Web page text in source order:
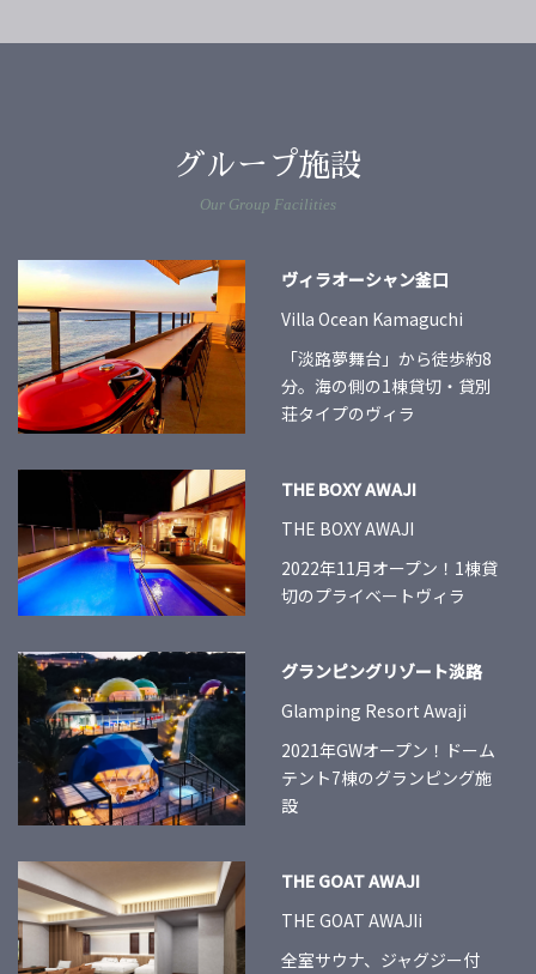
グループ施設
Our Group Facilities
ヴィラオーシャン釜口
Villa Ocean Kamaguchi
「淡路夢舞台」から徒歩約8
分。海の側の1棟貸切・貸別
荘タイプのヴィラ
THE BOXY AWAJI
THE BOXY AWAJI
2022年11月オープン！1棟貸
切のプライベートヴィラ
グランピングリゾート淡路
Glamping Resort Awaji
2021年GWオープン！ドーム
テント7棟のグランピング施
設
THE GOAT AWAJI
THE GOAT AWAJIi
全室サウナ、ジャグジー付